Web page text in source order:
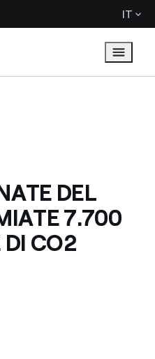
IT
DEL
7.700
CO2